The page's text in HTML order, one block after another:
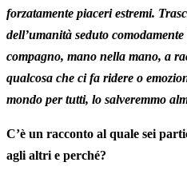
forzatamente piaceri estremi.
dell’umanità seduto
compagno, mano nella mano, a
qualcosa che ci fa ridere o
mondo per tutti, lo salveremmo
C’è un racconto al quale sei
agli altri e perché?